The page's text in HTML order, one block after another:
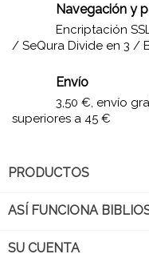
Navegación y
Encriptación
/ SeQura Divide en 3 /
Envío
3,50 €, envío
superiores a 45 €
PRODUCTOS
ASÍ FUNCIONA
SU CUENTA